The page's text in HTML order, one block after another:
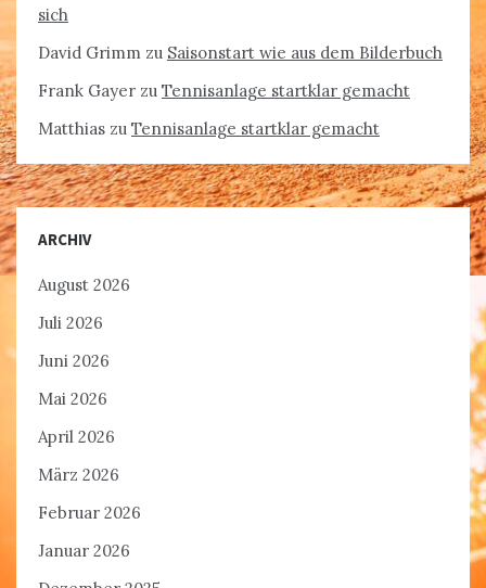
sich
David Grimm zu Saisonstart wie aus dem Bilderbuch
Frank Gayer zu Tennisanlage startklar gemacht
Matthias zu Tennisanlage startklar gemacht
ARCHIV
August 2026
Juli 2026
Juni 2026
Mai 2026
April 2026
März 2026
Februar 2026
Januar 2026